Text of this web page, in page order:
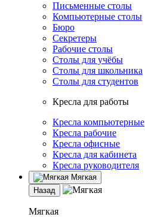
Письменные столы
Компьютерные столы
Бюро
Секретеры
Рабочие столы
Столы для учёбы
Столы для школьника
Столы для студентов
Кресла для работы
Кресла компьютерные
Кресла рабочие
Кресла офисные
Кресла для кабинета
Кресла руководителя
Мягкая
Назад
Мягкая